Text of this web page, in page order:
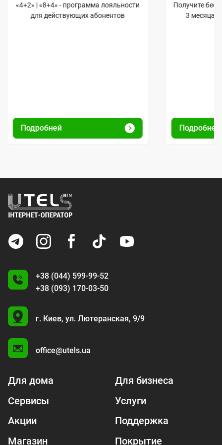
«4+2» | «8+4» - программа лояльности
для действующих абонентов
Подробней
Получите
3 месяца
Подробней
+38 (044) 599-99-52
+38 (093) 170-03-50
U
г. Киев, ул. Лютеранская, 9/9
office@utels.ua
Для дома
Для бизнеса
Сервисы
Услуги
Акции
Поддержка
Магазин
Покрытие